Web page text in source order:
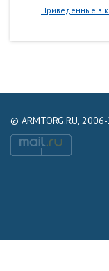
Приведенные в
© ARMTORG.RU,